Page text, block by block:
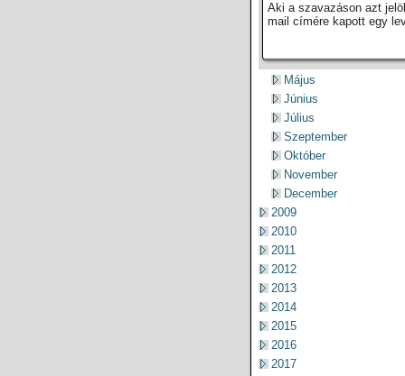
Aki a szavazáson azt
mail címére kapott egy
Május
Június
Július
Szeptember
Október
November
December
2009
2010
2011
2012
2013
2014
2015
2016
2017